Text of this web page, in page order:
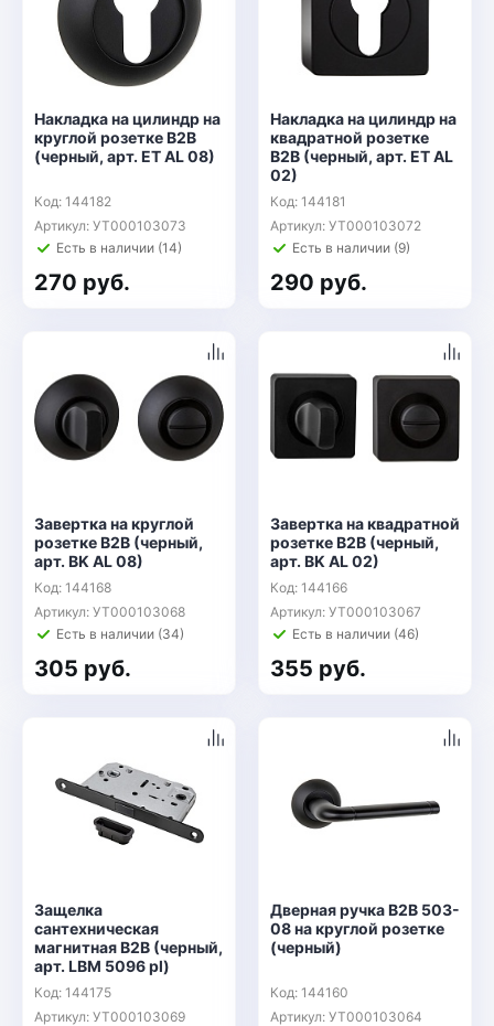
Накладка на цилиндр на
круглой розетке B2B
(черный, арт. ET AL 08)
Код: 144182
Артикул: УТ000103073
Есть в наличии (14)
270 руб.
Накладка на цилиндр на
квадратной розетке
B2B (черный, арт. ET AL
02)
Код: 144181
Артикул: УТ000103072
Есть в наличии (9)
290 руб.
Завертка на круглой
розетке B2B (черный,
арт. BK AL 08)
Код: 144168
Артикул: УТ000103068
Есть в наличии (34)
305 руб.
Завертка на квадратной
розетке B2B (черный,
арт. BK AL 02)
Код: 144166
Артикул: УТ000103067
Есть в наличии (46)
355 руб.
Защелка
сантехническая
магнитная B2B (черный,
арт. LBM 5096 pl)
Код: 144175
Артикул: УТ000103069
Дверная ручка B2B 503-
08 на круглой розетке
(черный)
Код: 144160
Артикул: УТ000103064